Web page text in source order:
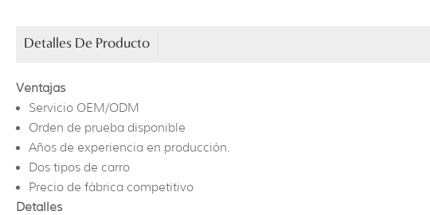
Detalles De Producto
Ventajas
Servicio OEM/ODM
Orden de prueba disponible
Años de experiencia en producción.
Dos tipos de carro
Precio de fábrica competitivo
Detalles